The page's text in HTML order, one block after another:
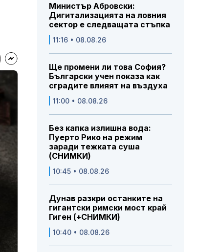
Министър Абровски:
Дигитализацията на ловния
сектор е следващата стъпка
11:16 • 08.08.26
Ще промени ли това София?
Български учен показа как
сградите влияят на въздуха
11:00 • 08.08.26
Без капка излишна вода:
Пуерто Рико на режим
заради тежката суша
(СНИМКИ)
10:45 • 08.08.26
Дунав разкри останките на
гигантски римски мост край
Гиген (+СНИМКИ)
10:40 • 08.08.26